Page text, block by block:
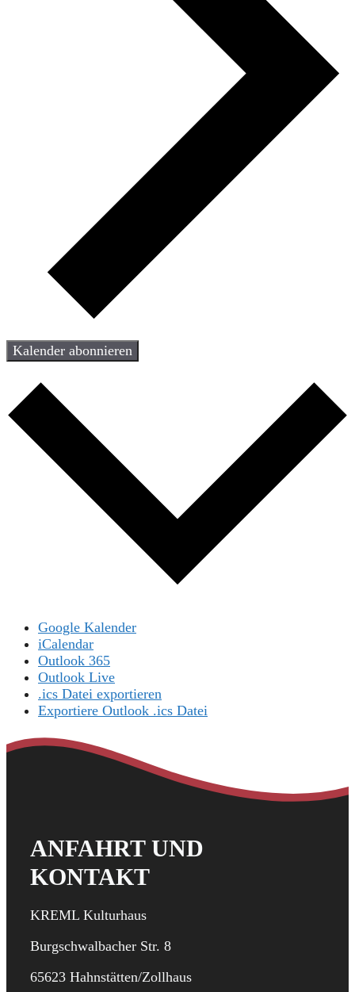
Kalender abonnieren
Google Kalender
iCalendar
Outlook 365
Outlook Live
.ics Datei exportieren
Exportiere Outlook .ics Datei
ANFAHRT UND
KONTAKT
KREML Kulturhaus
Burgschwalbacher Str. 8
65623 Hahnstätten/Zollhaus